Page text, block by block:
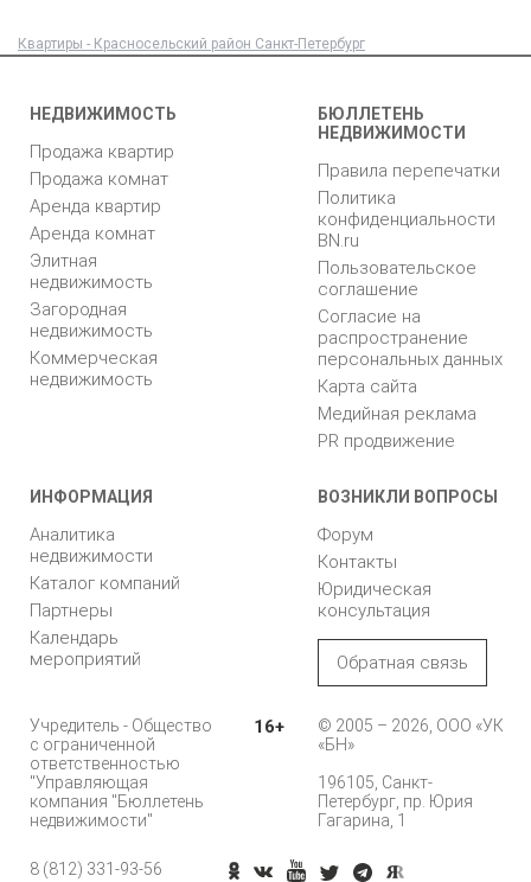
Квартиры - Красносельский район Санкт-Петербург
НЕДВИЖИМОСТЬ
Продажа квартир
Продажа комнат
Аренда квартир
Аренда комнат
Элитная
недвижимость
Загородная
недвижимость
Коммерческая
недвижимость
БЮЛЛЕТЕНЬ
НЕДВИЖИМОСТИ
Правила перепечатки
Политика
конфиденциальности
BN.ru
Пользовательское
соглашение
Согласие на
распространение
персональных данных
Карта сайта
Медийная реклама
PR продвижение
ИНФОРМАЦИЯ
Аналитика
недвижимости
Каталог компаний
Партнеры
Календарь
мероприятий
ВОЗНИКЛИ ВОПРОСЫ
Форум
Контакты
Юридическая
консультация
Обратная связь
Учредитель - Общество
с ограниченной
ответственностью
"Управляющая
компания "Бюллетень
недвижимости"
16+
© 2005 – 2026, ООО «УК
«БН»
196105, Санкт-
Петербург, пр. Юрия
Гагарина, 1
8 (812) 331-93-56